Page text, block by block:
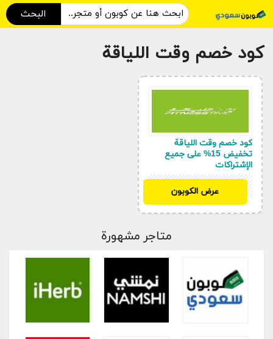
البحث
كود خصم وقت اللياقة
كود خصم وقت اللياقة
تخفيض 15% على جميع
الإشتراكات
AHWFTعرض الكوبون
متاجر مشهورة